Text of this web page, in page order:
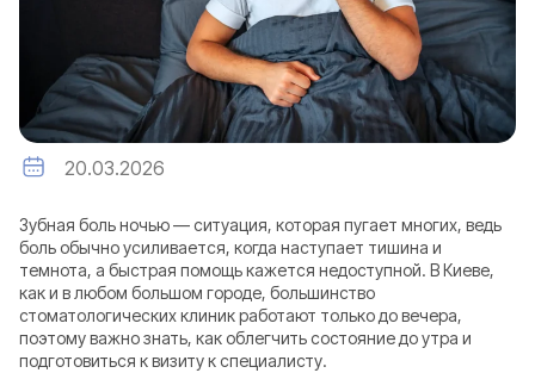
20.03.2026
Зубная боль ночью — ситуация, которая пугает многих, ведь
боль обычно усиливается, когда наступает тишина и
темнота, а быстрая помощь кажется недоступной. В Киеве,
как и в любом большом городе, большинство
стоматологических клиник работают только до вечера,
поэтому важно знать, как облегчить состояние до утра и
подготовиться к визиту к специалисту.